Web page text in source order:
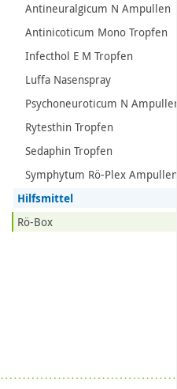
Antineuralgicum N Ampullen
Antinicoticum Mono Tropfen
Infecthol E M Tropfen
Luffa Nasenspray
Psychoneuroticum N Ampullen
Rytesthin Tropfen
Sedaphin Tropfen
Symphytum Rö-Plex Ampullen
Hilfsmittel
Rö-Box